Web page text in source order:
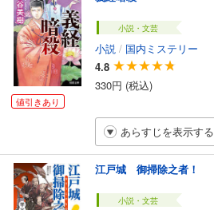
値引きあり
小説・文芸
小説 / 国内ミステリー
4.8
330円 (税込)
あらすじを表示する
江戸城 御掃除之者！
小説・文芸